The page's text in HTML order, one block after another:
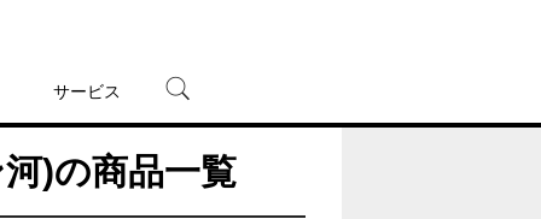
サービス
宅配レンタル
オンラインゲーム
)の商品一覧